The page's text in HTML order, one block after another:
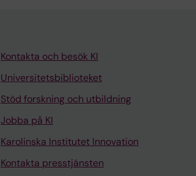
Kontakta och besök KI
Universitetsbiblioteket
Stöd forskning och utbildning
Jobba på KI
Karolinska Institutet Innovation
Kontakta presstjänsten